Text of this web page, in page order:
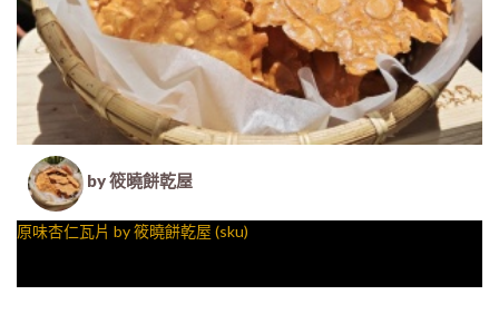
by 筱曉餅乾屋
原味杏仁瓦片 by 筱曉餅乾屋 (sku)